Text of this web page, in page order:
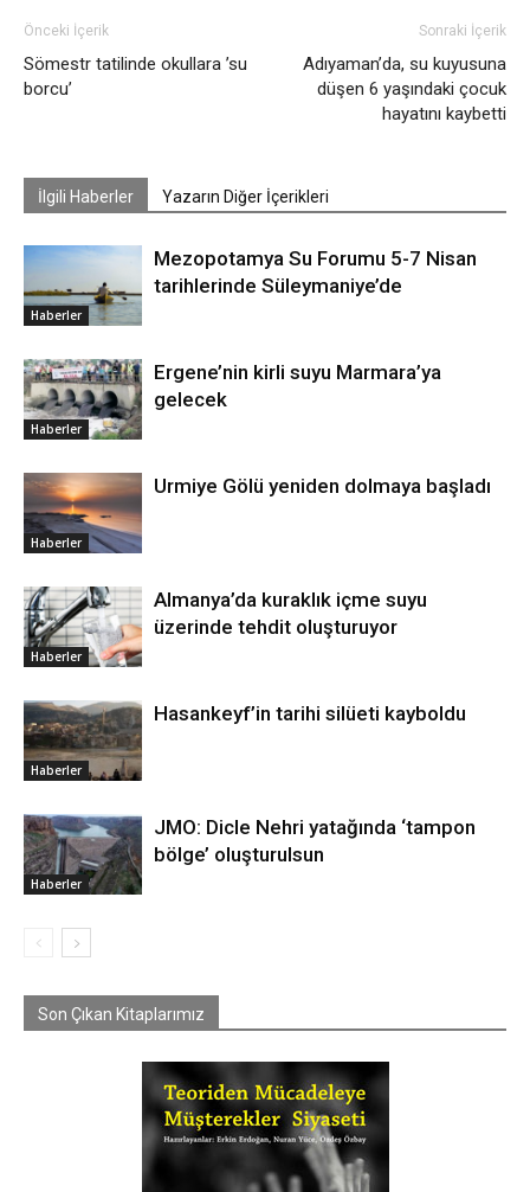
Önceki İçerik
Sömestr tatilinde okullara ’su
borcu’
Sonraki İçerik
Adıyaman’da, su kuyusuna
düşen 6 yaşındaki çocuk
hayatını kaybetti
İlgili Haberler Yazarın Diğer İçerikleri
Haberler
Mezopotamya Su Forumu 5-7 Nisan
tarihlerinde Süleymaniye’de
Haberler
Ergene’nin kirli suyu Marmara’ya
gelecek
Haberler
Urmiye Gölü yeniden dolmaya başladı
Haberler
Almanya’da kuraklık içme suyu
üzerinde tehdit oluşturuyor
Haberler
Hasankeyf’in tarihi silüeti kayboldu
Haberler
JMO: Dicle Nehri yatağında ‘tampon
bölge’ oluşturulsun
Son Çıkan Kitaplarımız